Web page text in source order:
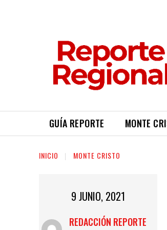
GUÍA REPORTE MONTE
INICIO MONTE CRISTO
9 JUNIO, 2021
REDACCIÓN REPORTE